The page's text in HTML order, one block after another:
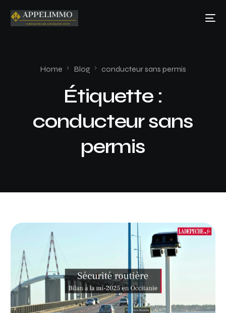
Home Blog conducteur sans permis
Étiquette :
conducteur sans
permis